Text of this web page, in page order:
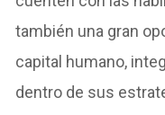
también una gran
capital humano,
dentro de sus